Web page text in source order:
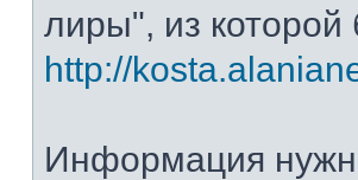
лиры", из которой
http://
Информация